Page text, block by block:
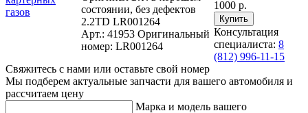
состоянии, без дефектов
2.2TD LR001264
Арт.: 41953 Оригинальный
номер: LR001264
1000 р.
Консультация
специалиста: 8
(812) 996-11-15
Свяжитесь с нами или оставьте свой номер
Мы подберем актуальные запчасти для вашего автомобиля и
рассчитаем цену
Марка и модель вашего